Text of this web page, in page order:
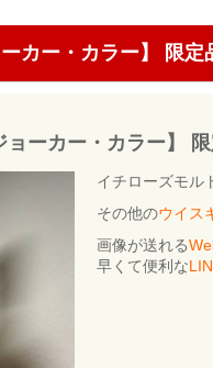
カー・カラー】 限定
ーカー・カラー】
イチローズモル
その他のウイス
画像が送れる
早くて便利な